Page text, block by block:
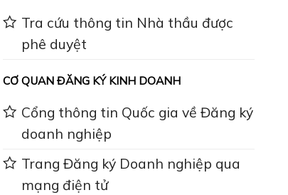
Tra cứu thông tin Nhà thầu được
phê duyệt
CƠ QUAN ĐĂNG KÝ KINH DOANH
Cổng thông tin Quốc gia về Đăng ký
doanh nghiệp
Trang Đăng ký Doanh nghiệp qua
mạng điện tử